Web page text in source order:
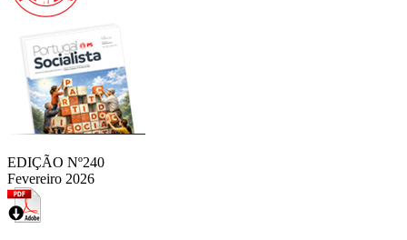
EDIÇÃO Nº240
Fevereiro 2026